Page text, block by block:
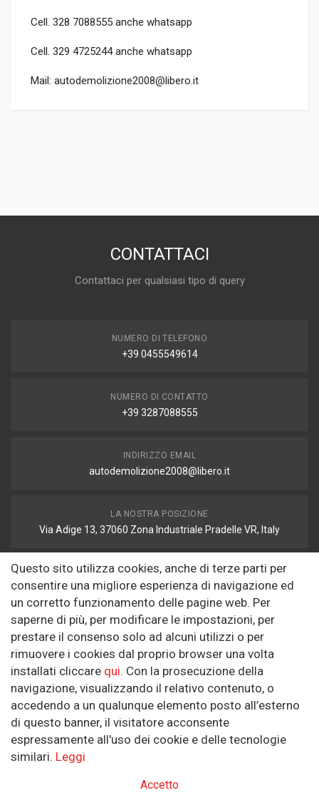
Cell. 328 7088555 anche whatsapp
Cell. 329 4725244 anche whatsapp
Mail: autodemolizione2008@libero.it
FIAT Punto Berlina 5P 3° SerieCONTATTACI
Contattaci per qualsiasi tipo di query
NUMERO DI TELEFONO
+39 0455549614
NUMERO DI CONTATTO
+39 3287088555
INDIRIZZO EMAIL
autodemolizione2008@libero.it
LA NOSTRA POSIZIONE
Via Adige 13, 37060 Zona Industriale Pradelle VR, Italy
FAX
autodemolizione2008@libero.it
Informazioni
Riguardo a noi
Politica sulla Riservatezza
SEGUICI SUI SOCIAL
Questo sito utilizza cookies, anche di terze parti per
consentire una migliore esperienza di navigazione ed
un corretto funzionamento delle pagine web. Per
saperne di più, per modificare le impostazioni, per
prestare il consenso solo ad alcuni utilizzi o per
rimuovere i cookies dal proprio browser una volta
installati cliccare qui. Con la prosecuzione della
navigazione, visualizzando il relativo contenuto, o
accedendo a un qualunque elemento posto all’esterno
di questo banner, il visitatore acconsente
espressamente all'uso dei cookie e delle tecnologie
similari. Leggi
Accetto